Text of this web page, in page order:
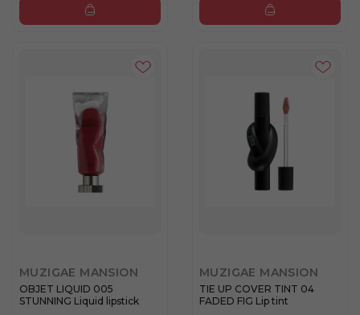
MUZIGAE MANSION
OBJET LIQUID 005
STUNNING Liquid lipstick
MUZIGAE MANSION
TIE UP COVER TINT 04
FADED FIG Lip tint